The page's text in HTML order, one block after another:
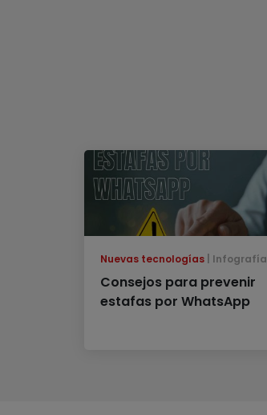
Nuevas tecnologías Infografía
Consejos para prevenir
estafas por WhatsApp